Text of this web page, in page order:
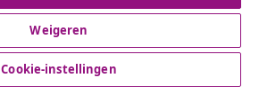
Weigeren
Cookie-instellingen